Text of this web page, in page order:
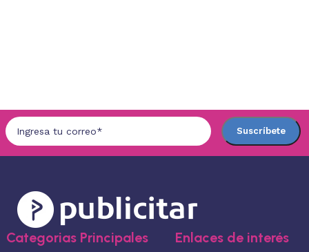
Categorias Principales Enlaces de interés